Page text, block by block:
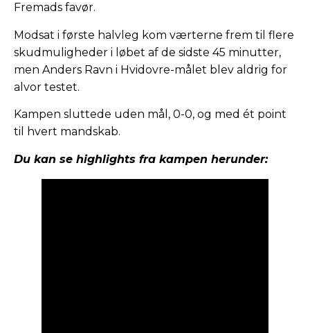
Fremads favør.
Modsat i første halvleg kom værterne frem til flere
skudmuligheder i løbet af de sidste 45 minutter,
men Anders Ravn i Hvidovre-målet blev aldrig for
alvor testet.
Kampen sluttede uden mål, 0-0, og med ét point
til hvert mandskab.
Du kan se highlights fra kampen herunder: